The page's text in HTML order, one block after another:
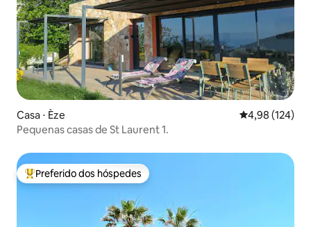
Casa ⋅ Èze 4,98 de uma
4,98 (124)
Pequenas casas de St Laurent 1.
Entre os melhores preferidos dos hóspedes
Preferido dos hóspedes